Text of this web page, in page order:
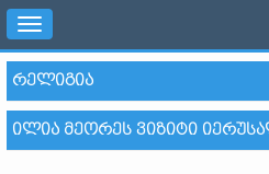
Toggle
navigation
ᲠᲔᲚᲘᲒᲘᲐ
ᲘᲚᲘᲐ ᲛᲔᲝᲠᲔᲡ ᲕᲘᲖᲘᲢᲘ